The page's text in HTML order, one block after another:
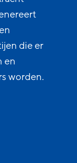
die er
en
worden.